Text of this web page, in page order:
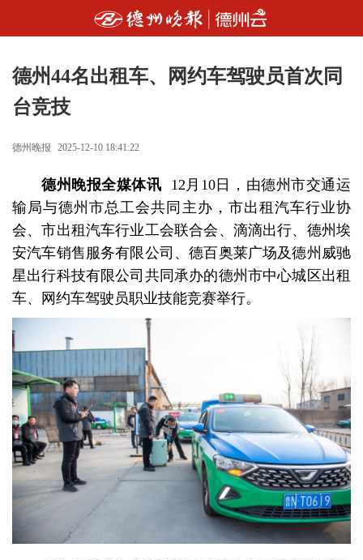
德州44名出租车、网约车驾驶员首次同
台竞技
德州晚报 2025-12-10 18:41:22
德州晚报全媒体讯
12月10日，由德州市交通运
输局与德州市总工会共同主办，市出租汽车行业协
会、市出租汽车行业工会联合会、滴滴出行、德州埃
安汽车销售服务有限公司、德百奥莱广场及德州威驰
星出行科技有限公司共同承办的德州市中心城区出租
车、网约车驾驶员职业技能竞赛举行。